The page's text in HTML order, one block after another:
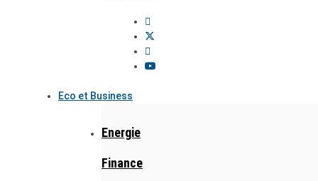
Eco et Business
Energie
Finance